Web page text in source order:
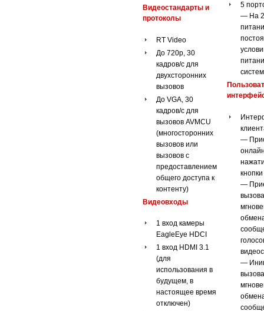
Видеостандарты и
протоколы
RT Video
До 720p, 30
кадров/с для
двухсторонних
вызовов
До VGA, 30
кадров/с для
вызовов AVMCU
(многосторонних
вызовов или
вызовов с
предоставлением
общего доступа к
контенту)
Видеовходы
1 вход камеры
EagleEye HDCI
1 вход HDMI 3.1
(для
использования в
будущем, в
настоящее время
отключен)
5
— На 2
—
кнопки
—
—